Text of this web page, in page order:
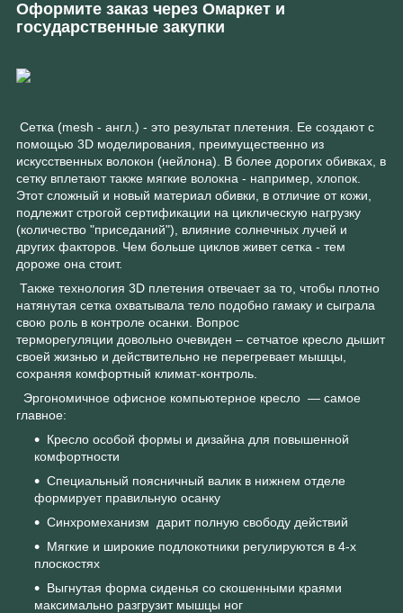
Оформите заказ через Омаркет и
государственные закупки
Сетка (mesh - англ.) - это результат плетения. Ее создают с
помощью 3D моделирования, преимущественно из
искусственных волокон (нейлона). В более дорогих обивках, в
сетку вплетают также мягкие волокна - например, хлопок.
Этот сложный и новый материал обивки, в отличие от кожи,
подлежит строгой сертификации на циклическую нагрузку
(количество "приседаний"), влияние солнечных лучей и
других факторов. Чем больше циклов живет сетка - тем
дороже она стоит.
Также технология 3D плетения отвечает за то, чтобы плотно
натянутая сетка охватывала тело подобно гамаку и сыграла
свою роль в контроле осанки. Вопрос
терморегуляции довольно очевиден – сетчатое кресло дышит
своей жизнью и действительно не перегревает мышцы,
сохраняя комфортный климат-контроль.
Эргономичное офисное компьютерное кресло — самое
главное:
Кресло особой формы и дизайна для повышенной
комфортности
Специальный поясничный валик в нижнем отделе
формирует правильную осанку
Синхромеханизм дарит полную свободу действий
Мягкие и широкие подлокотники регулируются в 4-х
плоскостях
Выгнутая форма сиденья со скошенными краями
максимально разгрузит мышцы ног